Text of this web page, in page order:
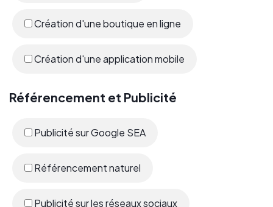
Création d'une boutique en ligne
Création d'une application mobile
Référencement et Publicité
Publicité sur Google SEA
Référencement naturel
Publicité sur les réseaux sociaux